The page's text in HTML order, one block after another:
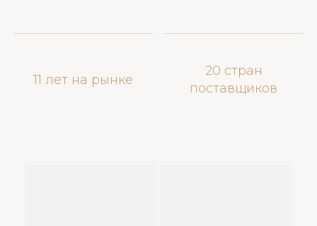
11 лет на рынке
20 стран
поставщиков